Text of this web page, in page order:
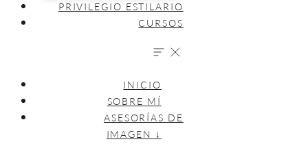
PRIVILEGIO ESTILARIO
CURSOS
INICIO
SOBRE MÍ
ASESORÍAS DE
IMAGEN ↓